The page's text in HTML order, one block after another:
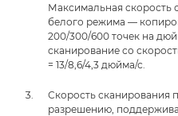
Максимальная скорость
белого режима —
200/300/600 точек на
сканирование со
= 13/8,6/4,3 дюйма/с.
Скорость сканирования
разрешению,